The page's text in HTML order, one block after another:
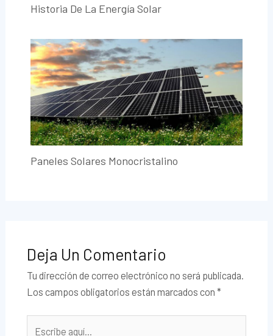
Historia De La Energía Solar
Paneles Solares Monocristalino
Deja Un Comentario
Tu dirección de correo electrónico no será publicada.
Los campos obligatorios están marcados con *